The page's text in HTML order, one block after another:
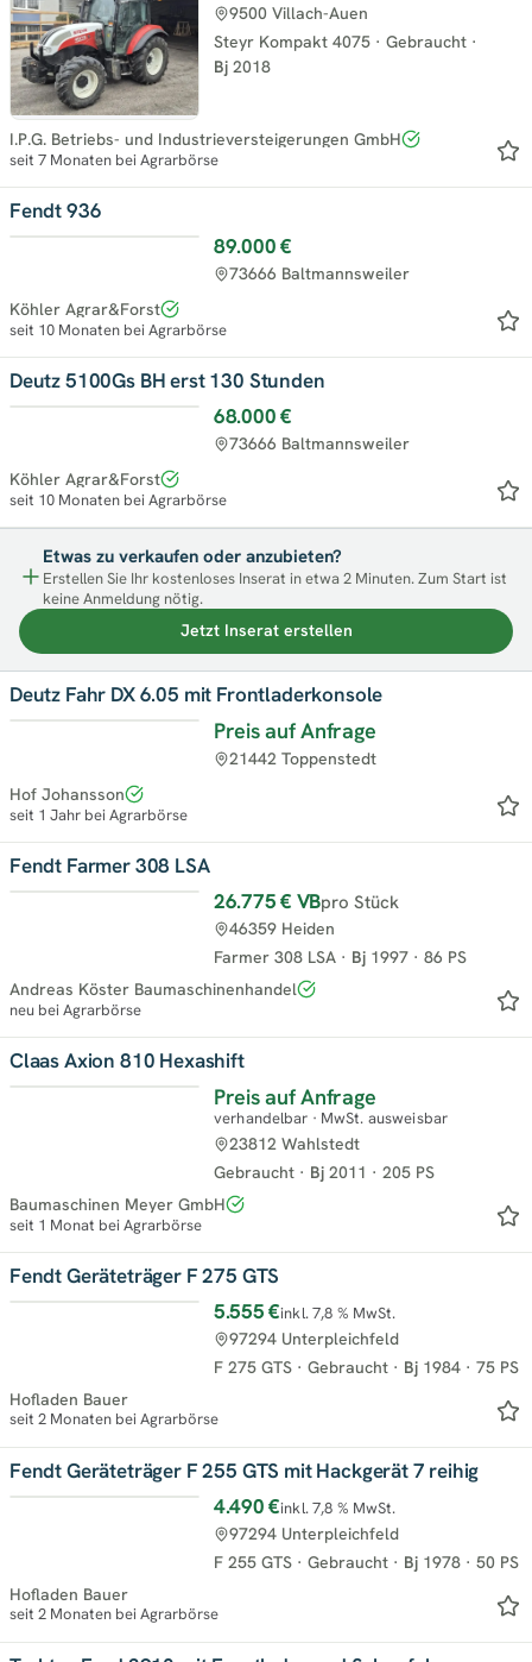
Steyr Kompakt 4075 · Gebraucht ·
Bj 2018
9500 Villach-Auen
I.P.G. Betriebs- und Industrieversteigerungen GmbH
seit 7 Monaten bei Agrarbörse
Fendt 936
89.000 €
73666 Baltmannsweiler
Köhler Agrar&Forst
seit 10 Monaten bei Agrarbörse
Deutz 5100Gs BH erst 130 Stunden
68.000 €
73666 Baltmannsweiler
Köhler Agrar&Forst
seit 10 Monaten bei Agrarbörse
Etwas zu verkaufen oder anzubieten?
Erstellen Sie Ihr kostenloses Inserat in etwa 2 Minuten. Zum Start ist
keine Anmeldung nötig.
Jetzt Inserat erstellen
Deutz Fahr DX 6.05 mit Frontladerkonsole
Preis auf Anfrage
21442 Toppenstedt
Hof Johansson
seit 1 Jahr bei Agrarbörse
Fendt Farmer 308 LSA
26.775 € VBpro Stück
Farmer 308 LSA · Bj 1997 ·86 PS
46359 Heiden
Andreas Köster Baumaschinenhandel
neu bei Agrarbörse
Claas Axion 810 Hexashift
Preis auf Anfrage
verhandelbar · MwSt. ausweisbar
Gebraucht · Bj 2011 ·205 PS
23812 Wahlstedt
Baumaschinen Meyer GmbH
seit 1 Monat bei Agrarbörse
Fendt Geräteträger F 275 GTS
5.555 €inkl. 7,8 % MwSt.
F 275 GTS · Gebraucht · Bj 1984 ·75 PS
97294 Unterpleichfeld
Hofladen Bauer
seit 2 Monaten bei Agrarbörse
Fendt Geräteträger F 255 GTS mit Hackgerät 7 reihig
4.490 €inkl. 7,8 % MwSt.
F 255 GTS · Gebraucht · Bj 1978 ·50 PS
97294 Unterpleichfeld
Hofladen Bauer
seit 2 Monaten bei Agrarbörse